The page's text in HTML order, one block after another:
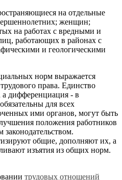
на отдельные
женщин;
на работах с вредными и
работающих в районах с
и геологическими
норм выражается
права. Единство
а дифференциация - в
обязательны для всех
ими органов, могут быть
положения работников
общие, дополняют их, а
изъятия из общих норм.
трудовых отношений